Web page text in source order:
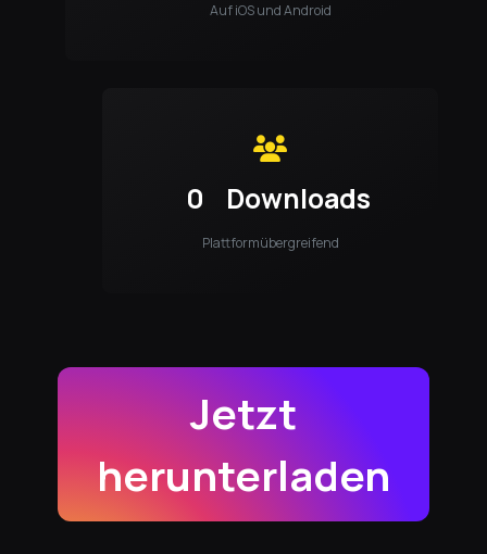
Auf iOS und Android
0 Downloads
Plattformübergreifend
Jetzt
herunterladen